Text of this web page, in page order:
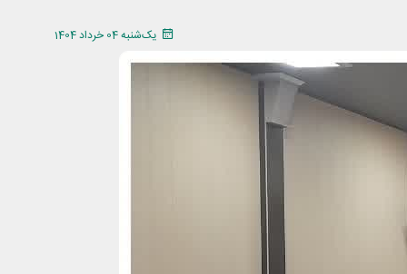
پویش ملی نو آفرین صنعت ساز
تانا
یک‌شنبه 04 خرداد 1404